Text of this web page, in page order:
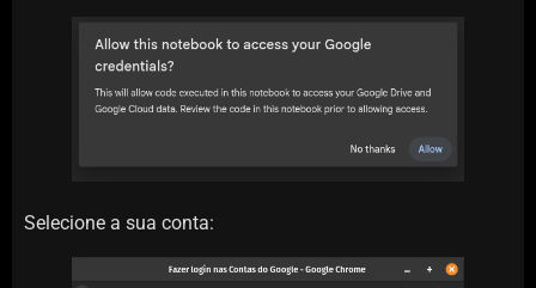
Selecione a sua conta: